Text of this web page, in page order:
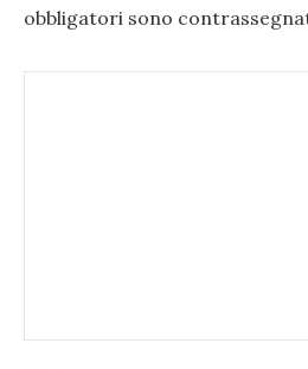
obbligatori sono